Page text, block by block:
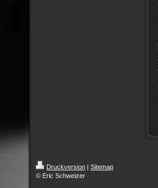
Druckversion | Sitemap
© Eric Schweizer